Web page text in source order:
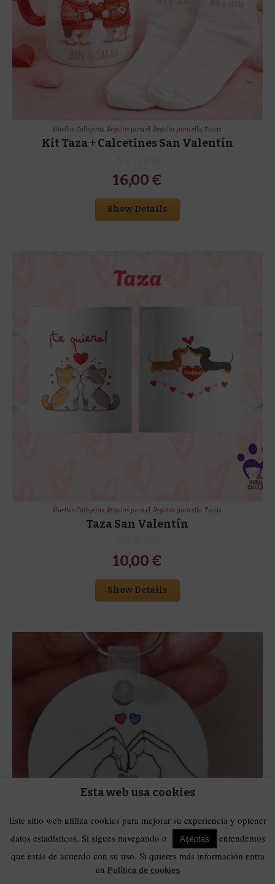
Huellas Callejeras,Regalos para él,Regalos para ella, Tazas
Kit Taza + Calcetines San Valentín
16,00 €
Show Details
Huellas Callejeras,Regalos para él,Regalos para ella, Tazas
Taza San Valentín
10,00 €
Show Details
Esta web usa cookies
Este sitio web utiliza cookies para mejorar su experiencia y optener
datos estadísticos. Si sigues navegando o
Aceptas
entendemos
que estás de acuerdo con su uso. Si quieres más información entra
en Política de cookies